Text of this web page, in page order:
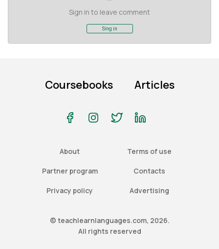
Sign in to leave comment
Sing in
Coursebooks Articles
About Terms of use
Partner program Contacts
Privacy policy Advertising
© teachlearnlanguages.com, 2026.
All rights reserved